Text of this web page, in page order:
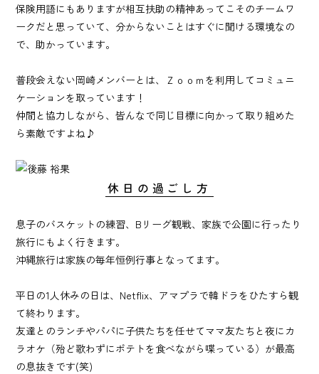
保険用語にもありますが相互扶助の精神あってこそのチームワ
ークだと思っていて、分からないことはすぐに聞ける環境なの
で、助かっています。
普段会えない岡崎メンバーとは、Ｚｏｏｍを利用してコミュニ
ケーションを取っています！
仲間と協力しながら、皆んなで同じ目標に向かって取り組めた
ら素敵ですよね♪
休日の過ごし方
息子のバスケットの練習、Bリーグ観戦、家族で公園に行ったり
旅行にもよく行きます。
沖縄旅行は家族の毎年恒例行事となってます。
平日の1人休みの日は、Netflix、アマプラで韓ドラをひたすら観
て終わります。
友達とのランチやパパに子供たちを任せてママ友たちと夜にカ
ラオケ（殆ど歌わずにポテトを食べながら喋っている）が最高
の息抜きです(笑)